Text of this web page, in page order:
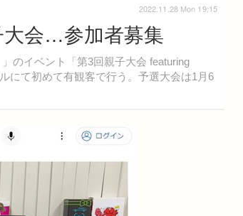
大会…参加者募集
のイベント「第3回親子大会 featuring
にて初めて有観客で行う。予選大会は1月6
2022.11.28 Mon 19:15